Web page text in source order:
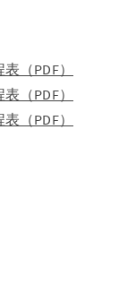
（PDF）
（PDF）
（PDF）